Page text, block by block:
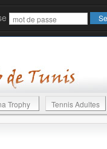
Trophy Tennis Adultes